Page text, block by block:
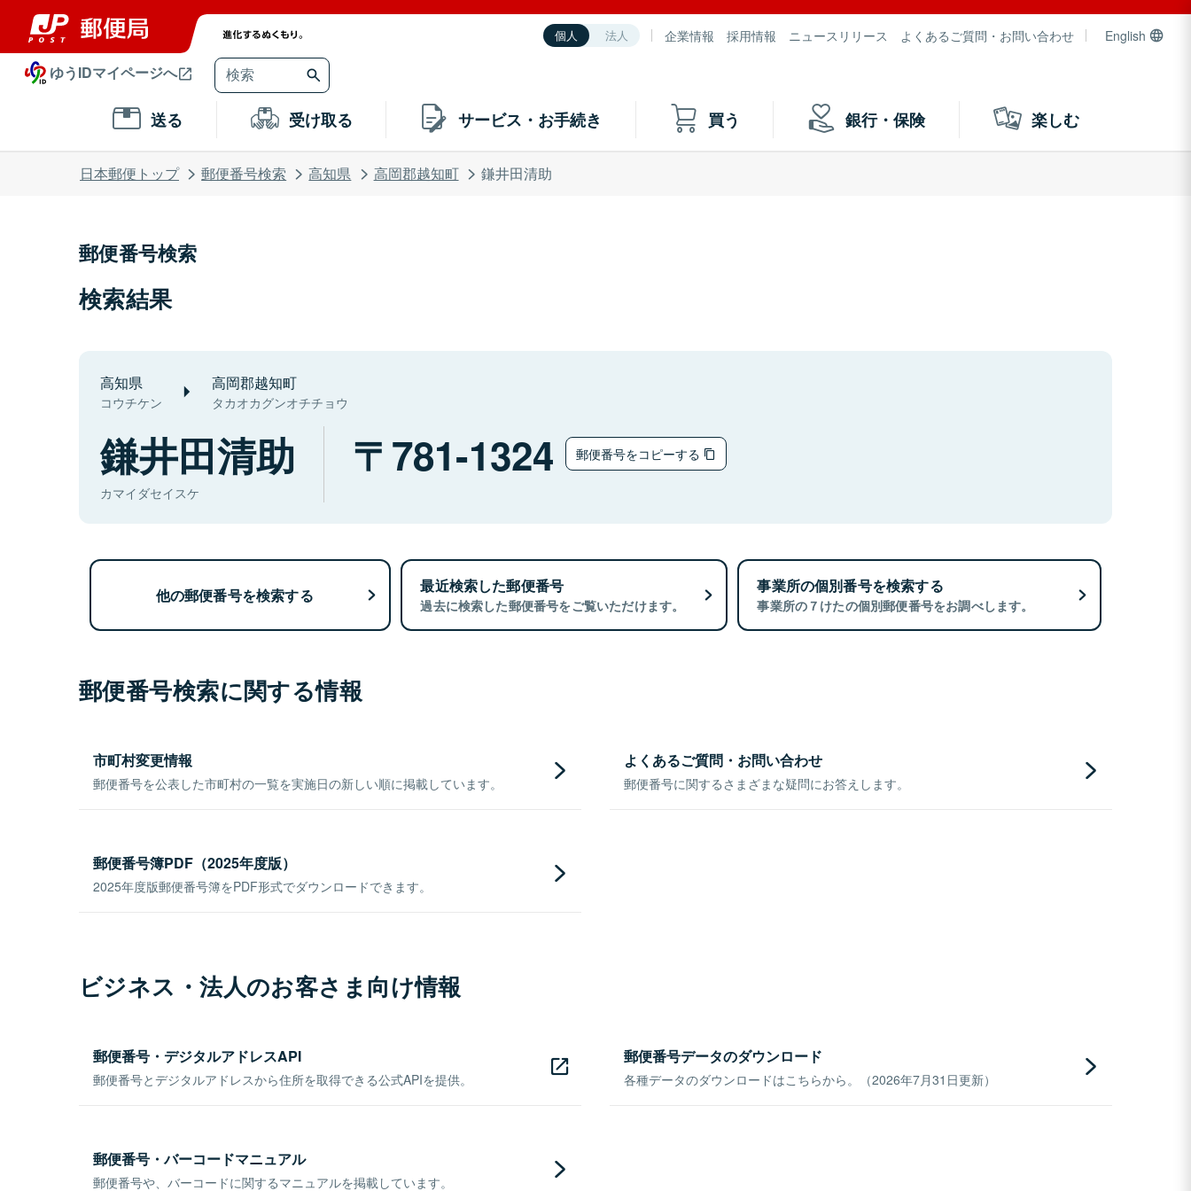
個人 法人 企業情報 採用情報 ニュースリリース よくあるご質問・お問い合わせ English
ゆうIDマイページへ
送る 受け取る サービス・お手続き 買う 銀行・保険 楽しむ
日本郵便トップ 郵便番号検索 高知県 高岡郡越知町 鎌井田清助
郵便番号検索
検索結果
高知県
コウチケン
高岡郡越知町
タカオカグンオチチョウ
鎌井田清助
カマイダセイスケ
781-1324 郵便番号をコピーする
他の郵便番号を検索する 最近検索した郵便番号
過去に検索した郵便番号をご覧いただけます。
事業所の個別番号を検索する
事業所の７けたの個別郵便番号をお調べします。
郵便番号検索に関する情報
市町村変更情報
郵便番号を公表した市町村の一覧を実施日の新しい順に掲載しています。
よくあるご質問・お問い合わせ
郵便番号に関するさまざまな疑問にお答えします。
郵便番号簿PDF（2025年度版）
2025年度版郵便番号簿をPDF形式でダウンロードできます。
ビジネス・法人のお客さま向け情報
郵便番号・デジタルアドレスAPI
郵便番号とデジタルアドレスから住所を取得できる公式APIを提供。
郵便番号データのダウンロード
各種データのダウンロードはこちらから。（2026年7月31日更新）
郵便番号・バーコードマニュアル
郵便番号や、バーコードに関するマニュアルを掲載しています。